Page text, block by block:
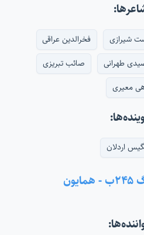
شیرازی
فخرالدین عراقی
طهرانی
صائب تبریزی
معیری
اردلان